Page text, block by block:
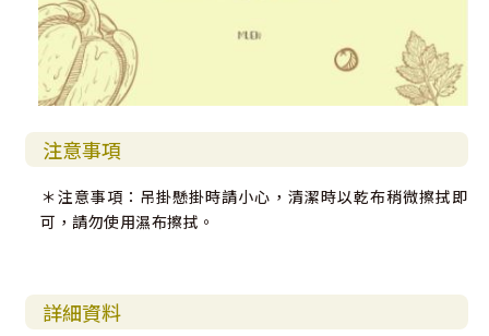
注意事項
＊注意事項：吊掛懸掛時請小心，清潔時以乾布稍微擦拭即
可，請勿使用濕布擦拭。
詳細資料